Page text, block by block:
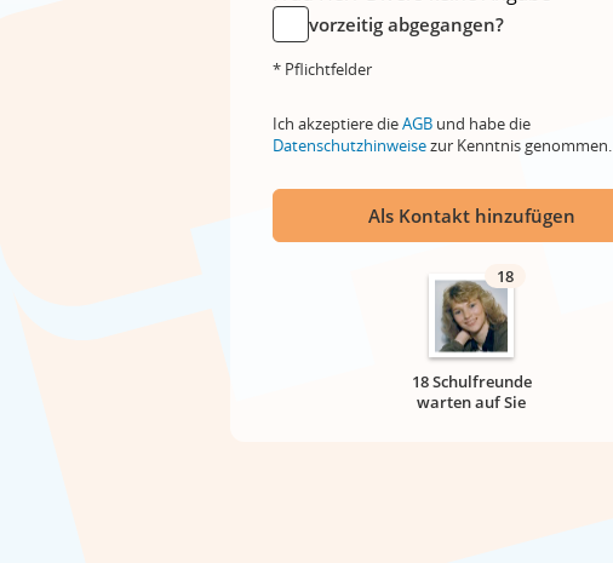
vorzeitig abgegangen?
* Pflichtfelder
Ich akzeptiere dieAGB und habe die
Datenschutzhinweisezur Kenntnis genommen.
Als Kontakt hinzufügen
18
18 Schulfreunde
warten auf Sie